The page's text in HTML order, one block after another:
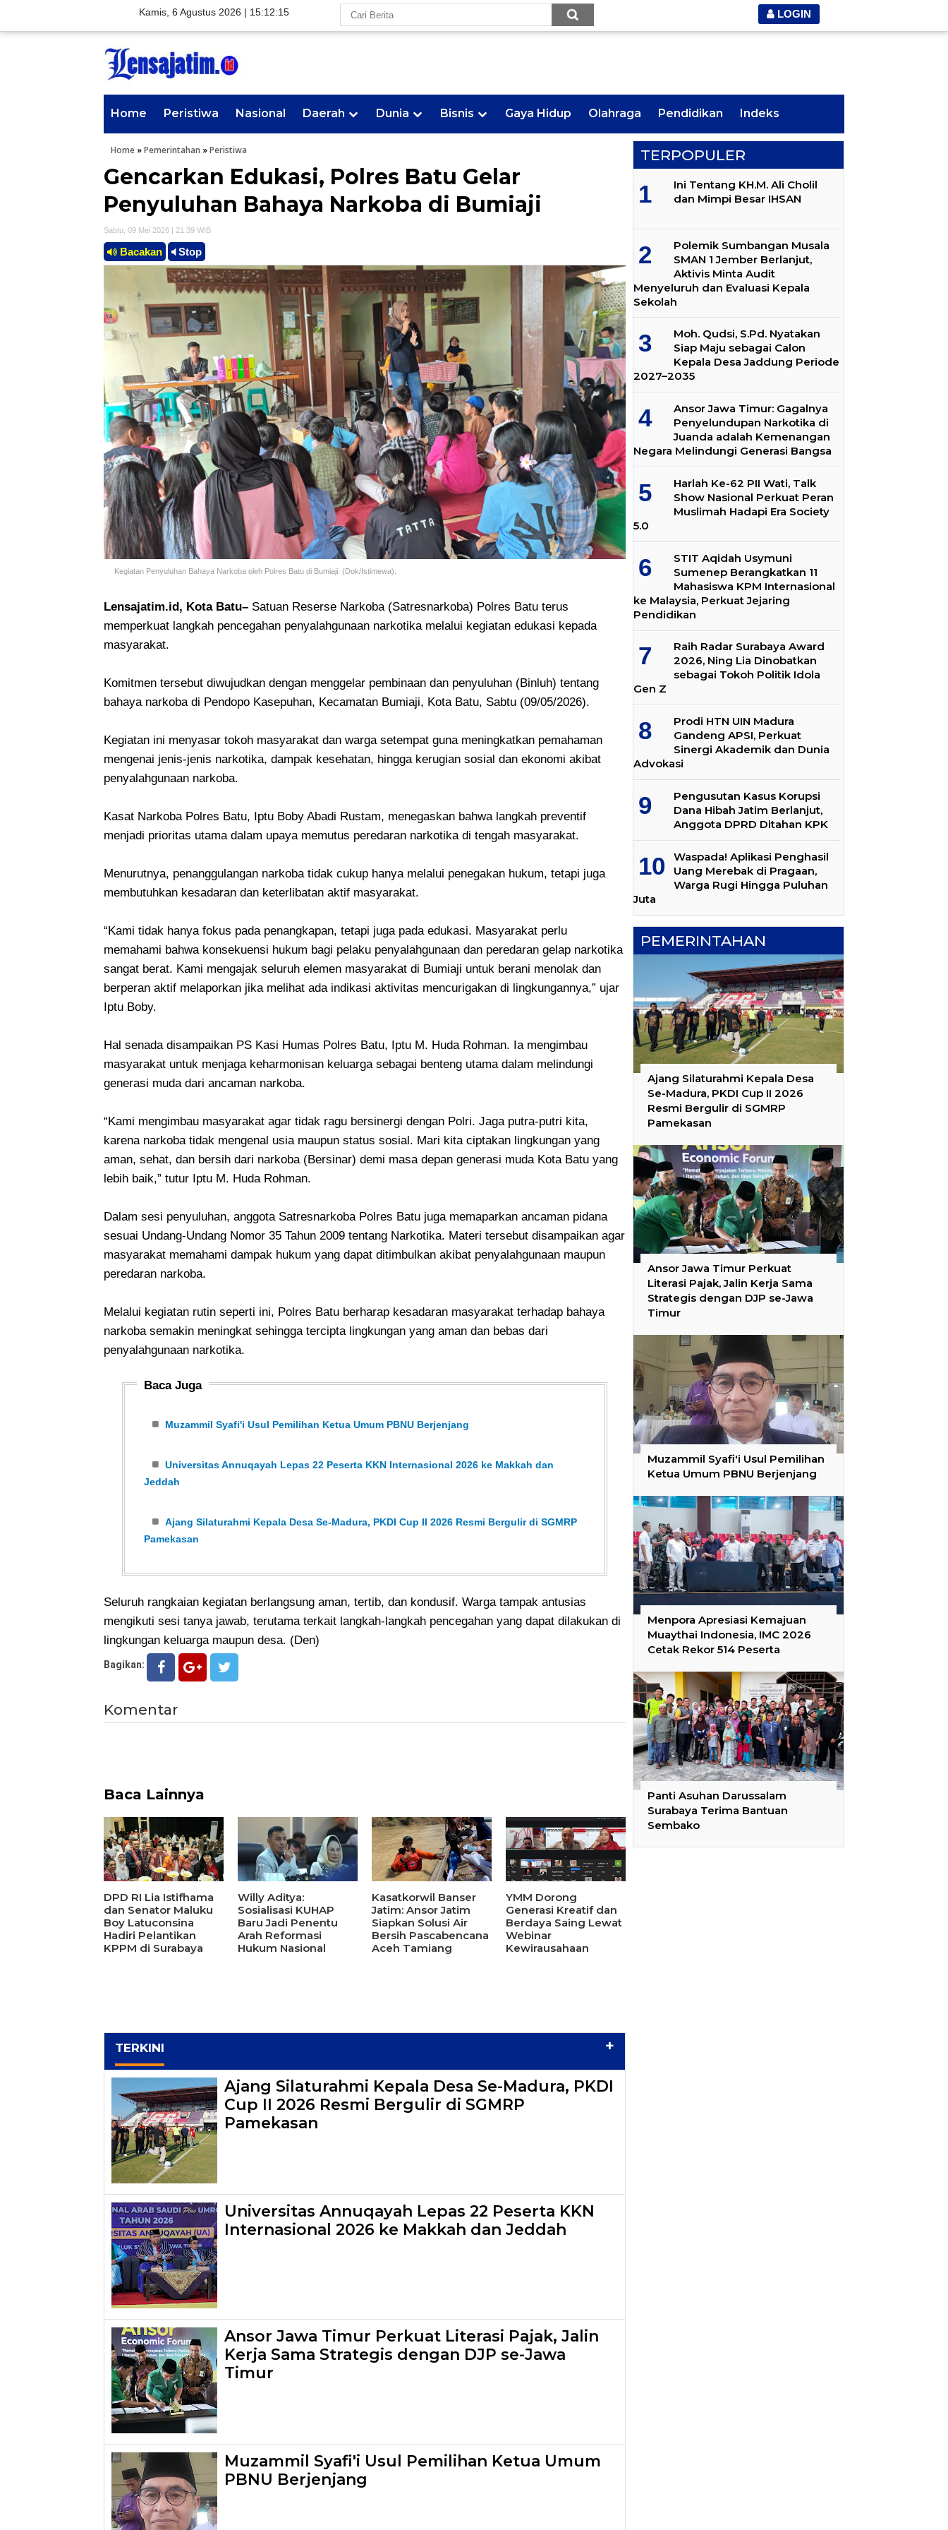
Kamis, 6 Agustus 2026 | 15:12:17 LOGIN
Home Peristiwa Nasional Daerah Dunia Bisnis Gaya Hidup Olahraga Pendidikan Indeks
Home »Pemerintahan »Peristiwa
Gencarkan Edukasi, Polres Batu Gelar
Penyuluhan Bahaya Narkoba di Bumiaji
Sabtu, 09 Mei 2026 | 21.39 WIB
Bacakan Stop
Kegiatan Penyuluhan Bahaya Narkoba oleh Polres Batu di Bumiaji. (Dok/Istimewa).
Lensajatim.id, Kota Batu– Satuan Reserse Narkoba (Satresnarkoba) Polres Batu terus
memperkuat langkah pencegahan penyalahgunaan narkotika melalui kegiatan edukasi kepada
masyarakat.
Komitmen tersebut diwujudkan dengan menggelar pembinaan dan penyuluhan (Binluh) tentang
bahaya narkoba di Pendopo Kasepuhan, Kecamatan Bumiaji, Kota Batu, Sabtu (09/05/2026).
Kegiatan ini menyasar tokoh masyarakat dan warga setempat guna meningkatkan pemahaman
mengenai jenis-jenis narkotika, dampak kesehatan, hingga kerugian sosial dan ekonomi akibat
penyalahgunaan narkoba.
Kasat Narkoba Polres Batu, Iptu Boby Abadi Rustam, menegaskan bahwa langkah preventif
menjadi prioritas utama dalam upaya memutus peredaran narkotika di tengah masyarakat.
Menurutnya, penanggulangan narkoba tidak cukup hanya melalui penegakan hukum, tetapi juga
membutuhkan kesadaran dan keterlibatan aktif masyarakat.
“Kami tidak hanya fokus pada penangkapan, tetapi juga pada edukasi. Masyarakat perlu
memahami bahwa konsekuensi hukum bagi pelaku penyalahgunaan dan peredaran gelap narkotika
sangat berat. Kami mengajak seluruh elemen masyarakat di Bumiaji untuk berani menolak dan
berperan aktif melaporkan jika melihat ada indikasi aktivitas mencurigakan di lingkungannya,” ujar
Iptu Boby.
Hal senada disampaikan PS Kasi Humas Polres Batu, Iptu M. Huda Rohman. Ia mengimbau
masyarakat untuk menjaga keharmonisan keluarga sebagai benteng utama dalam melindungi
generasi muda dari ancaman narkoba.
“Kami mengimbau masyarakat agar tidak ragu bersinergi dengan Polri. Jaga putra-putri kita,
karena narkoba tidak mengenal usia maupun status sosial. Mari kita ciptakan lingkungan yang
aman, sehat, dan bersih dari narkoba (Bersinar) demi masa depan generasi muda Kota Batu yang
lebih baik,” tutur Iptu M. Huda Rohman.
Dalam sesi penyuluhan, anggota Satresnarkoba Polres Batu juga memaparkan ancaman pidana
sesuai Undang-Undang Nomor 35 Tahun 2009 tentang Narkotika. Materi tersebut disampaikan agar
masyarakat memahami dampak hukum yang dapat ditimbulkan akibat penyalahgunaan maupun
peredaran narkoba.
Melalui kegiatan rutin seperti ini, Polres Batu berharap kesadaran masyarakat terhadap bahaya
narkoba semakin meningkat sehingga tercipta lingkungan yang aman dan bebas dari
penyalahgunaan narkotika.
Baca Juga
Muzammil Syafi'i Usul Pemilihan Ketua Umum PBNU Berjenjang
Universitas Annuqayah Lepas 22 Peserta KKN Internasional 2026 ke Makkah dan
Jeddah
Ajang Silaturahmi Kepala Desa Se-Madura, PKDI Cup II 2026 Resmi Bergulir di SGMRP
Pamekasan
Seluruh rangkaian kegiatan berlangsung aman, tertib, dan kondusif. Warga tampak antusias
mengikuti sesi tanya jawab, terutama terkait langkah-langkah pencegahan yang dapat dilakukan di
lingkungan keluarga maupun desa. (Den)
Bagikan:
Komentar
Baca Lainnya
DPD RI Lia Istifhama
dan Senator Maluku
Boy Latuconsina
Hadiri Pelantikan
KPPM di Surabaya
Willy Aditya:
Sosialisasi KUHAP
Baru Jadi Penentu
Arah Reformasi
Hukum Nasional
Kasatkorwil Banser
Jatim: Ansor Jatim
Siapkan Solusi Air
Bersih Pascabencana
Aceh Tamiang
YMM Dorong
Generasi Kreatif dan
Berdaya Saing Lewat
Webinar
Kewirausahaan
TERKINI +
Ajang Silaturahmi Kepala Desa Se-Madura, PKDI
Cup II 2026 Resmi Bergulir di SGMRP
Pamekasan
Universitas Annuqayah Lepas 22 Peserta KKN
Internasional 2026 ke Makkah dan Jeddah
Ansor Jawa Timur Perkuat Literasi Pajak, Jalin
Kerja Sama Strategis dengan DJP se-Jawa
Timur
Muzammil Syafi'i Usul Pemilihan Ketua Umum
PBNU Berjenjang
TERPOPULER
Ini Tentang KH.M. Ali Cholil
dan Mimpi Besar IHSAN
Polemik Sumbangan Musala
SMAN 1 Jember Berlanjut,
Aktivis Minta Audit
Menyeluruh dan Evaluasi Kepala
Sekolah
Moh. Qudsi, S.Pd. Nyatakan
Siap Maju sebagai Calon
Kepala Desa Jaddung Periode
2027–2035
Ansor Jawa Timur: Gagalnya
Penyelundupan Narkotika di
Juanda adalah Kemenangan
Negara Melindungi Generasi Bangsa
Harlah Ke-62 PII Wati, Talk
Show Nasional Perkuat Peran
Muslimah Hadapi Era Society
5.0
STIT Aqidah Usymuni
Sumenep Berangkatkan 11
Mahasiswa KPM Internasional
ke Malaysia, Perkuat Jejaring
Pendidikan
Raih Radar Surabaya Award
2026, Ning Lia Dinobatkan
sebagai Tokoh Politik Idola
Gen Z
Prodi HTN UIN Madura
Gandeng APSI, Perkuat
Sinergi Akademik dan Dunia
Advokasi
Pengusutan Kasus Korupsi
Dana Hibah Jatim Berlanjut,
Anggota DPRD Ditahan KPK
Waspada! Aplikasi Penghasil
Uang Merebak di Pragaan,
Warga Rugi Hingga Puluhan
Juta
PEMERINTAHAN
Ajang Silaturahmi Kepala Desa
Se-Madura, PKDI Cup II 2026
Resmi Bergulir di SGMRP
Pamekasan
Ansor Jawa Timur Perkuat
Literasi Pajak, Jalin Kerja Sama
Strategis dengan DJP se-Jawa
Timur
Muzammil Syafi'i Usul Pemilihan
Ketua Umum PBNU Berjenjang
Menpora Apresiasi Kemajuan
Muaythai Indonesia, IMC 2026
Cetak Rekor 514 Peserta
Panti Asuhan Darussalam
Surabaya Terima Bantuan
Sembako